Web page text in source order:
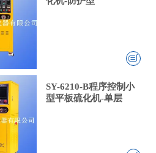
SY-6210-B程序控制小
型平板硫化机-单层